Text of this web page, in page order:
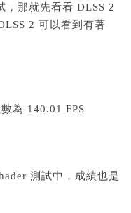
，那就先看看 DLSS 2
2 可以看到有著
為 140.01 FPS
測試中，成績也是